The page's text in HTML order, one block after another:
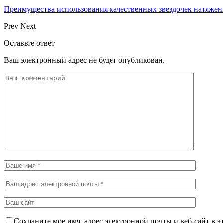
Преимущества использования качественных звездочек
Prev Next
Оставьте ответ
Ваш электронный адрес не будет опубликован.
Сохраните мое имя, адрес электронной почты и веб-сайт в